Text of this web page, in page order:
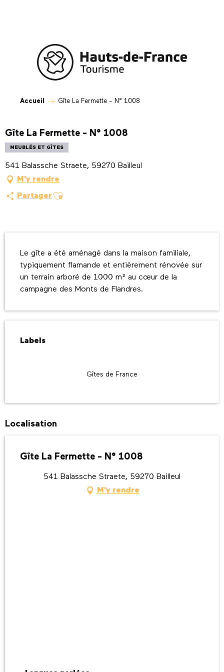
Accueil Gîte La Fermette - N° 1008
Gîte La Fermette - N° 1008
MEUBLÉS ET GÎTES
541 Balassche Straete, 59270 Bailleul
M'y rendre
Partager Ajouter aux favoris
Le gîte a été aménagé dans la maison familiale,
typiquement flamande et entièrement rénovée sur
un terrain arboré de 1000 m² au cœur de la
campagne des Monts de Flandres.
Labels
Labels
Gîtes de France
Localisation
Gîte La Fermette - N° 1008
541 Balassche Straete, 59270 Bailleul
M'y rendre